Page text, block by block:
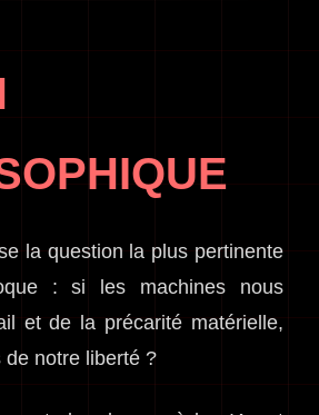
la question la plus pertinente
: si les machines nous
et de la précarité matérielle,
notre liberté ?